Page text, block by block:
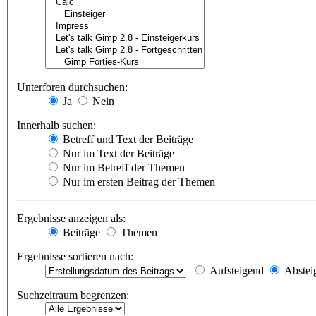
Unterforen durchsuchen:
Ja
Nein
Innerhalb suchen:
Betreff und Text der Beiträge
Nur im Text der Beiträge
Nur im Betreff der Themen
Nur im ersten Beitrag der Themen
Ergebnisse anzeigen als:
Beiträge
Themen
Ergebnisse sortieren nach:
Aufsteigend
Suchzeitraum begrenzen: